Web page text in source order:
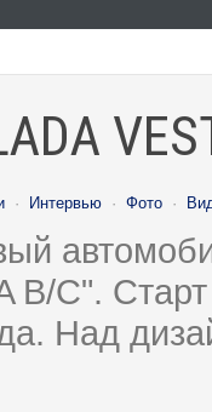
· Интервью · Фото ·
B/C".
Над